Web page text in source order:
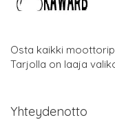
Osta kaikki
Tarjolla on laaja
Yhteydenotto